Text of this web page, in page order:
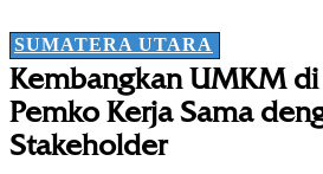
SUMATERA UTARA
Kembangkan UMKM
Pemko Kerja Sama
Stakeholder